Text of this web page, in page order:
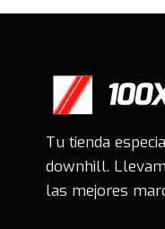
Tu tienda
downhill.
las mejores